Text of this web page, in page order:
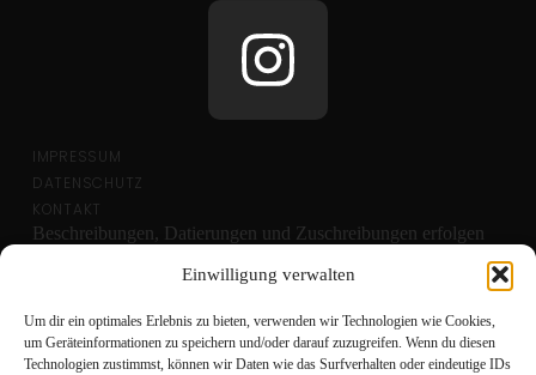
Einwilligung verwalten
Um dir ein optimales Erlebnis zu bieten, verwenden wir Technologien wie Cookies,
um Geräteinformationen zu speichern und/oder darauf zuzugreifen. Wenn du diesen
Technologien zustimmst, können wir Daten wie das Surfverhalten oder eindeutige IDs
IMPRESSUM
DATENSCHUTZ
KONTAKT
Beschreibungen, Datierungen und Zuschreibungen erfolgen